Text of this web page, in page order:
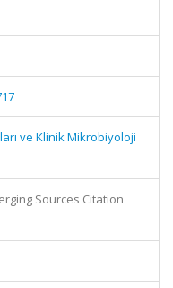
ve Klinik Mikrobiyoloji
Sources Citation